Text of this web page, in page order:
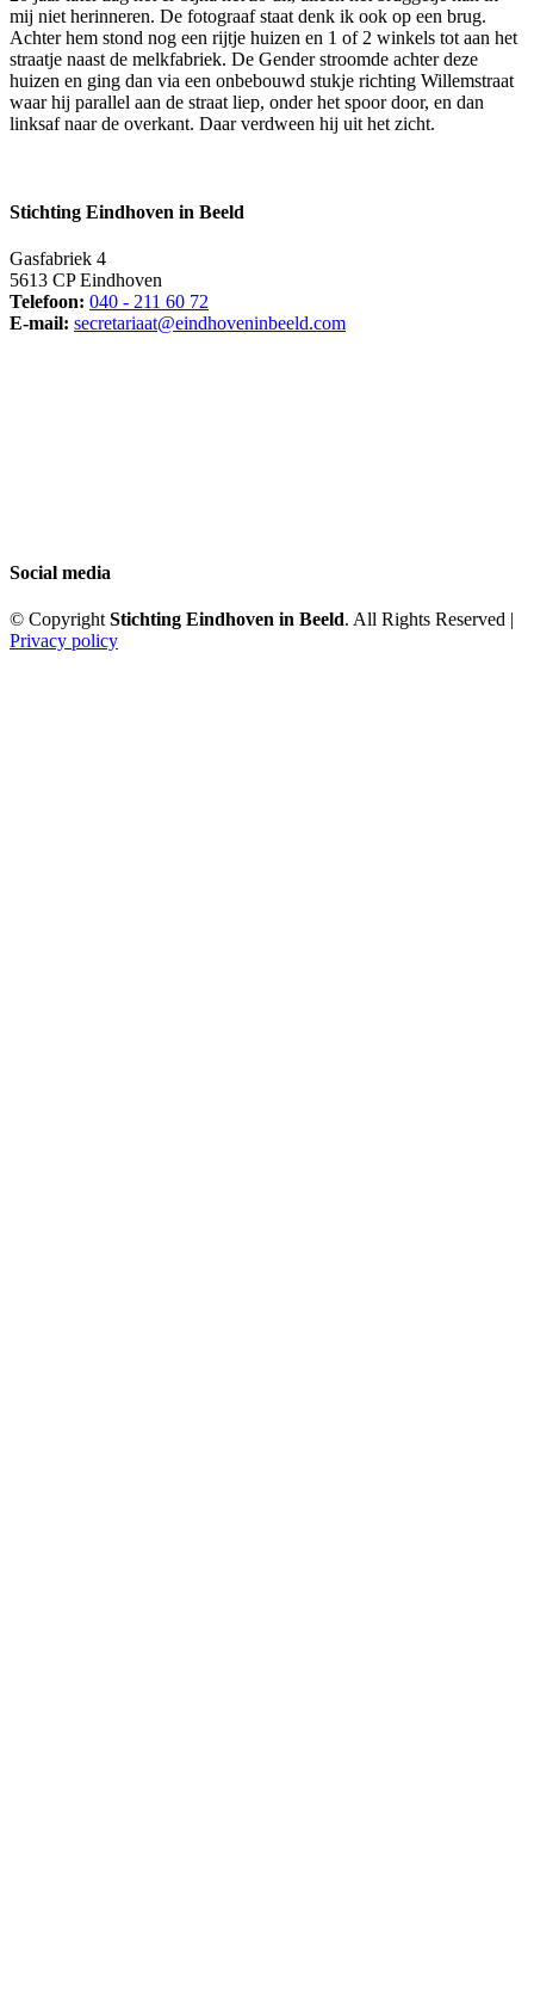
mij niet herinneren. De fotograaf staat denk ik ook op een brug.
Achter hem stond nog een rijtje huizen en 1 of 2 winkels tot aan het
straatje naast de melkfabriek. De Gender stroomde achter deze
huizen en ging dan via een onbebouwd stukje richting Willemstraat
waar hij parallel aan de straat liep, onder het spoor door, en dan
linksaf naar de overkant. Daar verdween hij uit het zicht.
Stichting Eindhoven in Beeld
Gasfabriek 4
5613 CP Eindhoven
Telefoon: 040 - 211 60 72
E-mail: secretariaat@eindhoveninbeeld.com
Social media
© CopyrightStichting Eindhoven in Beeld. All Rights Reserved |
Privacy policy